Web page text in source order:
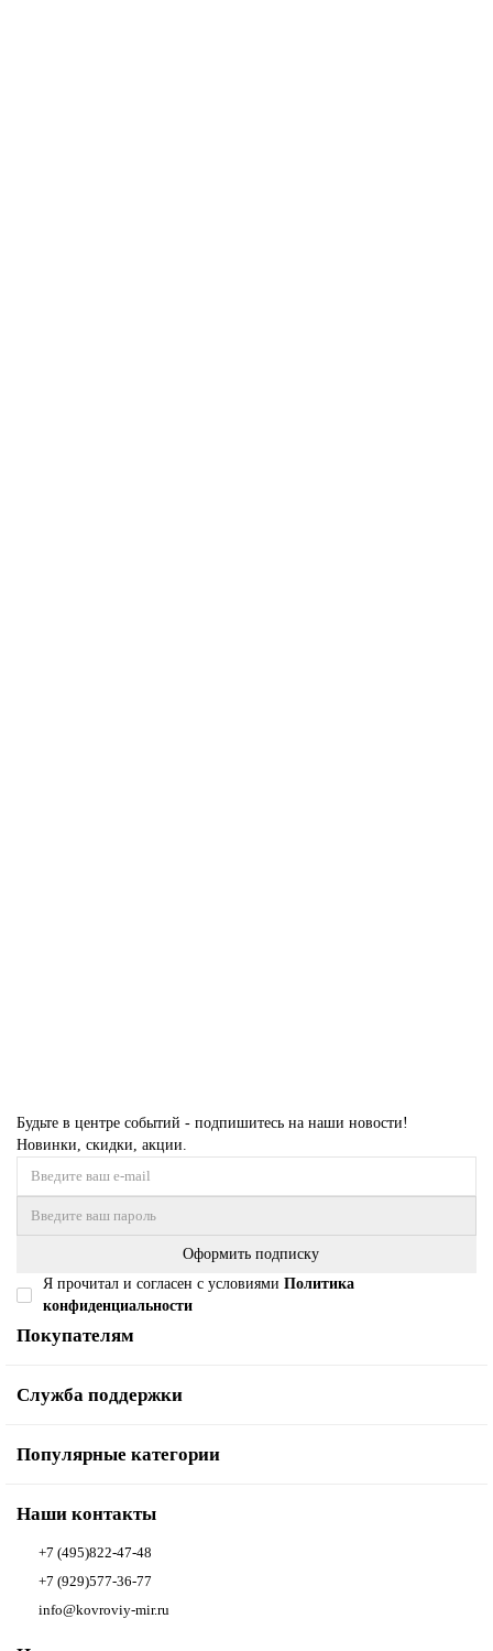
Будьте в центре событий - подпишитесь на наши новости!
Новинки, скидки, акции.
Оформить подписку
Я прочитал и согласен с условиями Политика
конфиденциальности
Покупателям
Служба поддержки
Популярные категории
Наши контакты
+7 (495)822-47-48
+7 (929)577-36-77
info@kovroviy-mir.ru